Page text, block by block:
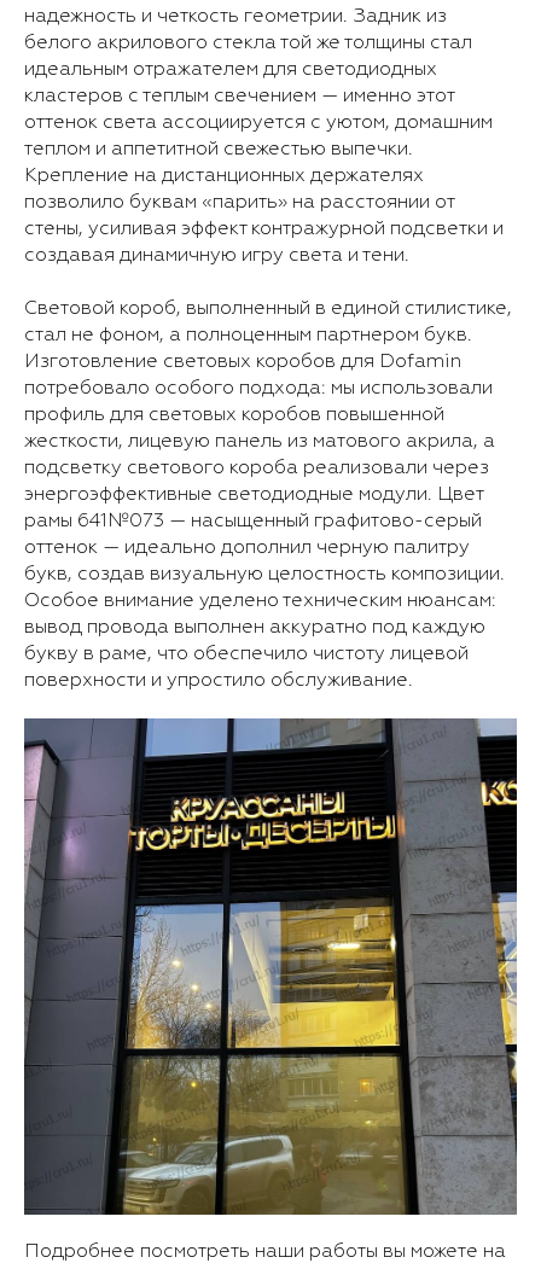
надежность и четкость геометрии. Задник из
белого акрилового стекла той же толщины стал
идеальным отражателем для светодиодных
кластеров с теплым свечением — именно этот
оттенок света ассоциируется с уютом, домашним
теплом и аппетитной свежестью выпечки.
Крепление на дистанционных держателях
позволило буквам «парить» на расстоянии от
стены, усиливая эффект контражурной подсветки и
создавая динамичную игру света и тени.
Световой короб, выполненный в единой стилистике,
стал не фоном, а полноценным партнером букв.
Изготовление световых коробов для Dofamin
потребовало особого подхода: мы использовали
профиль для световых коробов повышенной
жесткости, лицевую панель из матового акрила, а
подсветку светового короба реализовали через
энергоэффективные светодиодные модули. Цвет
рамы 641№073 — насыщенный графитово-серый
оттенок — идеально дополнил черную палитру
букв, создав визуальную целостность композиции.
Особое внимание уделено техническим нюансам:
вывод провода выполнен аккуратно под каждую
букву в раме, что обеспечило чистоту лицевой
поверхности и упростило обслуживание.
Подробнее посмотреть наши работы вы можете на